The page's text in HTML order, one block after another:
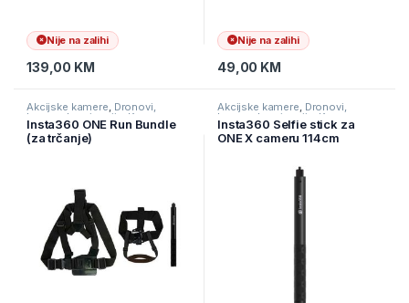
Nije na zalihi
139,00 KM
Nije na zalihi
49,00 KM
Akcijske kamere, Dronovi,
kamere I navigacije Kamere
Insta360 ONE Run Bundle
(za trčanje)
Akcijske kamere, Dronovi,
kamere I navigacije Kamere
Insta360 Selfie stick za
ONE X cameru 114cm